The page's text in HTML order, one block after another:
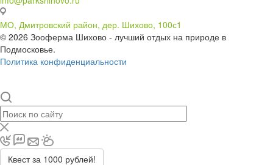
МО, Дмитровский район, дер. Шихово, 100с1
© 2026 Зооферма Шихово - лучший отдых на природе в
Подмосковье.
Политика конфиденциальности
Квест за 1000 рублей!